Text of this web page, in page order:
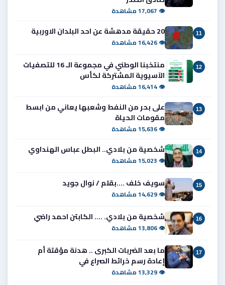
👁 17,067 مشاهدة
11 20 حقيقة مدهشة عن احد البلدان الاوربية
👁 16,426 مشاهدة
12
منتخبنا الوطني في مجموعة الـ 16 للتصفيات
الآسيوية المشتركة لكأس
👁 16,414 مشاهدة
13
على بحر من النفط وشعبها يعاني من ابسط
مقومات الحياة
👁 15,636 مشاهدة
14 شخصية من بلادي.. البطل عباس الهنداوي
👁 15,023 مشاهدة
15 سويف خلف ....بقلم / نوال جويد
👁 14,629 مشاهدة
16 شخصية من بلادي. .... الكابتن احمد راضي
👁 13,806 مشاهدة
17
ما بعد الضربات الكبرى .. هدنة مؤقتة أم
إعادة رسم خرائط الصراع في
👁 13,329 مشاهدة